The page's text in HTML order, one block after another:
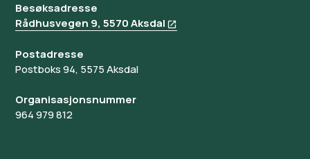
Besøksadresse
Rådhusvegen 9, 5570 Aksdal
Postadresse
Postboks 94, 5575 Aksdal
Organisasjonsnummer
964 979 812